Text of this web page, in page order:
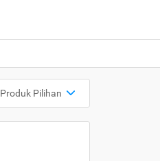
Produk Pilihan